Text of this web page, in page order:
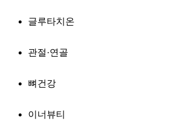
글루타치온
관절·연골
뼈건강
이너뷰티